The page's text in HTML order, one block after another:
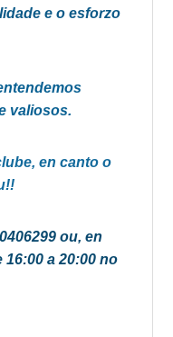
e o esforzo
valiosos.
en canto o
ou, en
a 20:00 no